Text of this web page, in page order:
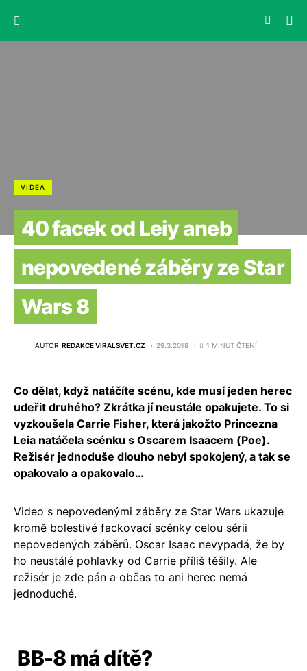
VIDEA
40 facek od Leiy aneb
nepovedené záběry ze Star
Wars 8
AUTOR REDAKCE VIRALSVET.CZ 29.3.2018 1 MINUT ČTENÍ
Co dělat, když natáčíte scénu, kde musí jeden herec
udeřit druhého? Zkrátka jí neustále opakujete. To si
vyzkoušela Carrie Fisher, která jakožto Princezna
Leia natáčela scénku s Oscarem Isaacem (Poe).
Režisér jednoduše dlouho nebyl spokojený, a tak se
opakovalo a opakovalo…
Video s nepovedenými záběry ze Star Wars ukazuje
kromě bolestivé fackovací scénky celou sérii
nepovedených záběrů. Oscar Isaac nevypadá, že by
ho neustálé pohlavky od Carrie příliš těšily. Ale
režisér je zde pán a občas to ani herec nemá
jednoduché.
BB-8 má dítě?